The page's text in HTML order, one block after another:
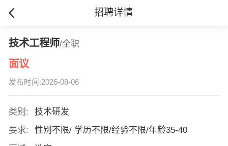
招聘详情
技术工程师/全职
面议
发布时间:2026-08-06
类别:
技术研发
要求:
性别不限/ 学历不限/经验不限/年龄35-40